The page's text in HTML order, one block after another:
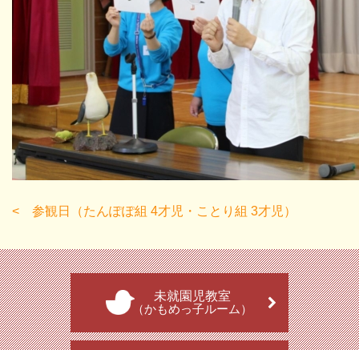
参観日（たんぽぽ組 4才児・ことり組 3才児）
未就園児教室
（かもめっ子ルーム）